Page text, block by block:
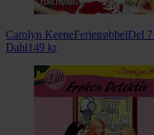
Carolyn KeeneFerietrøbbelDel
Dahl149 kr